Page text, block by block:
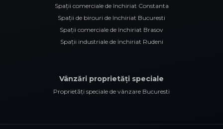
Spații comerciale de închiriat Constanta
Spații de birouri de închiriat Bucuresti
Spații comerciale de închiriat Brasov
Spații industriale de închiriat Rudeni
Vânzări proprietăți speciale
Proprietăți speciale de vânzare Bucuresti